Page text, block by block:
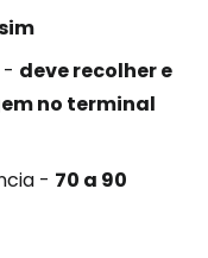
- deve recolher e
no terminal
- 70 a 90